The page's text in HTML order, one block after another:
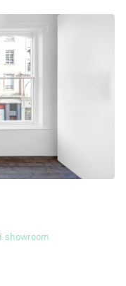
showroom